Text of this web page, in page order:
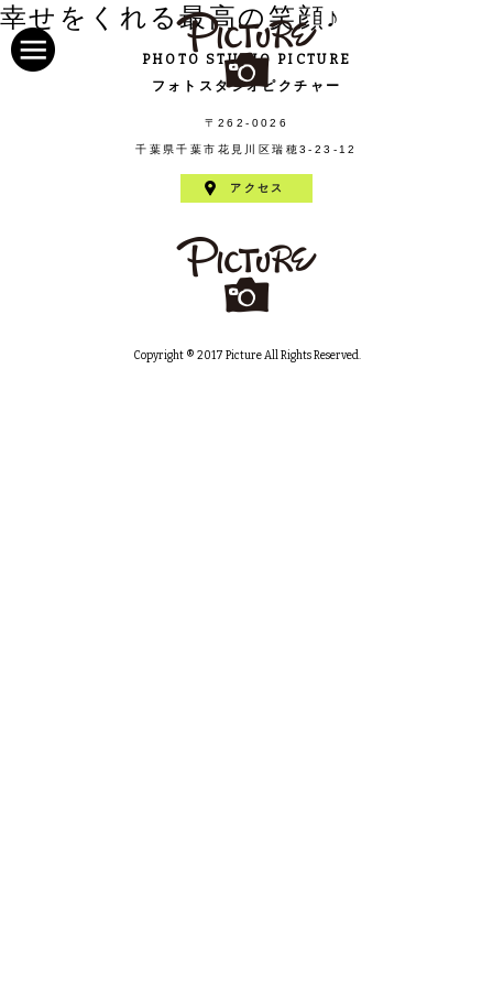
幸せをくれる最高の笑顔♪
PHOTO STUDIO PICTURE
フォトスタジオピクチャー
〒262-0026
千葉県千葉市花見川区瑞穂3-23-12
アクセス
Copyright ® 2017 Picture All Rights Reserved.